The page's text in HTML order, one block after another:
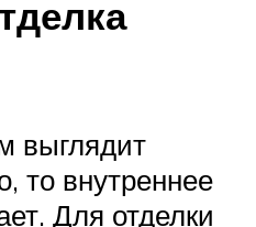
выглядит
то внутреннее
Для отделки